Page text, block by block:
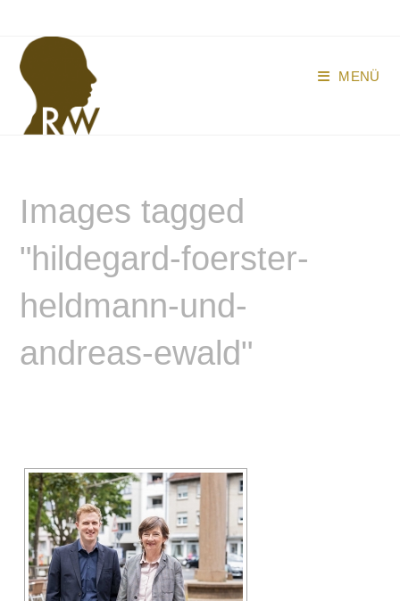
springen
MENÜ
Images tagged
"hildegard-foerster-
heldmann-und-
andreas-ewald"